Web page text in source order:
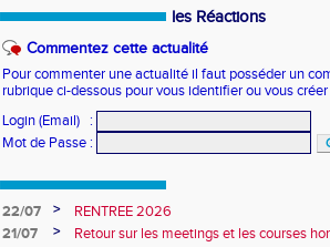
les Réactions
Commentez cette actualité
Pour commenter une actualité il faut posséder un
rubrique ci-dessous pour vous identifier ou vous
Login (Email)
:
Mot de Passe :
22/07 >
RENTREE 2026
21/07
>
Retour sur les meetings et les courses